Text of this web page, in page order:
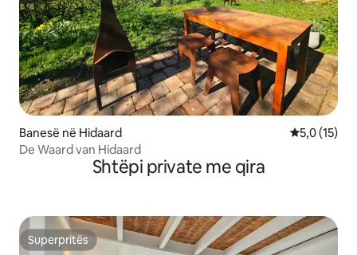
Banesë në Hidaard Vlerësimi
5,0 (15)
De Waard van Hidaard
Shtëpi private me qira
Superpritës
Superpritës